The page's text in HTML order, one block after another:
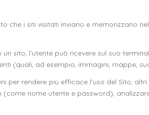
che i siti visitati inviano e memorizzano
sito, l’utente può ricevere sul suo
(quali, ad esempio, immagini, mappe,
per rendere più efficace l’uso del Sito,
nome utente e password),